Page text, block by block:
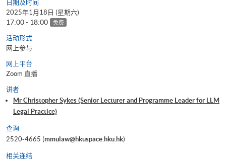
日期及时间
2025年1月18日 (星期六)
17:00 - 18:00 免费
活动形式
网上参与
网上平台
Zoom 直播
讲者
Mr Christopher Sykes (Senior Lecturer and Programme Leader for LLM
Legal Practice)
查询
2520-4665 (mmulaw@hkuspace.hku.hk)
相关连结